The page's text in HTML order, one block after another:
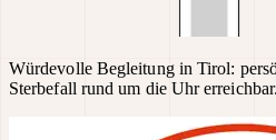
Würdevolle Begleitung in Tirol:
Sterbefall rund um die Uhr erreichbar.